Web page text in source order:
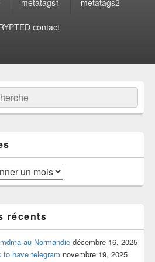
contact
récents
au Normandie décembre 16, 2025
to have telegram novembre 19, 2025